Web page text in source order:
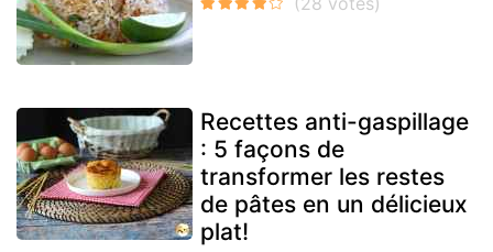
Recettes anti-gaspillage
: 5 façons de
transformer les restes
de pâtes en un délicieux
plat!